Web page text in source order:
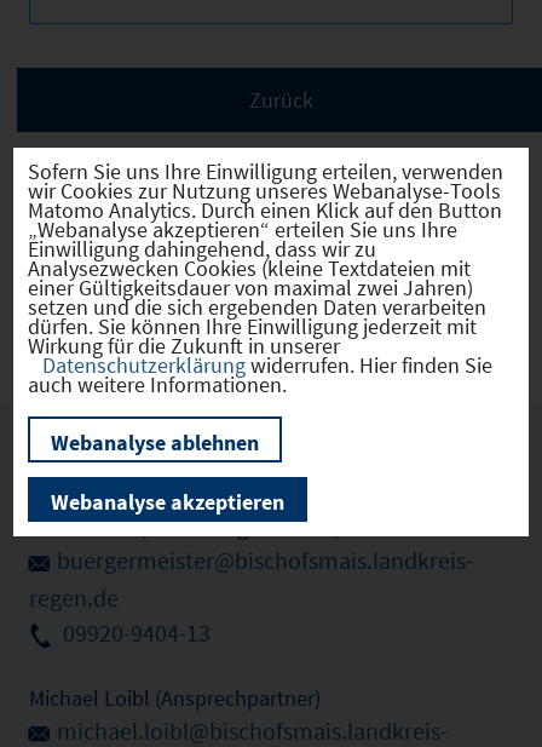
Bischofsmais(09276116)
Zu den Gewerbeflächen (1)
Ansprechpartner vor Ort
Stefan Kern (Erster Bürgermeister)
buergermeister@bischofsmais.landkreis-
regen.de
09920-9404-13
Michael Loibl (Ansprechpartner)
michael.loibl@bischofsmais.landkreis-
Sofern Sie uns Ihre Einwilligung erteilen, verwenden
wir Cookies zur Nutzung unseres Webanalyse-Tools
Matomo Analytics. Durch einen Klick auf den Button
„Webanalyse akzeptieren“ erteilen Sie uns Ihre
Einwilligung dahingehend, dass wir zu
Analysezwecken Cookies (kleine Textdateien mit
einer Gültigkeitsdauer von maximal zwei Jahren)
setzen und die sich ergebenden Daten verarbeiten
dürfen. Sie können Ihre Einwilligung jederzeit mit
Wirkung für die Zukunft in unserer
Datenschutzerklärungwiderrufen. Hier finden Sie
auch weitere Informationen.
Webanalyse ablehnen
Webanalyse akzeptieren